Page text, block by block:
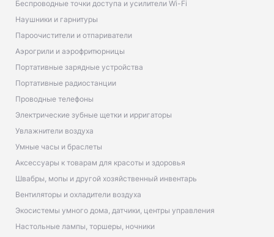
Беспроводные точки доступа и усилители Wi-Fi
Наушники и гарнитуры
Пароочистители и отпариватели
Аэрогрили и аэрофритюрницы
Портативные зарядные устройства
Портативные радиостанции
Проводные телефоны
Электрические зубные щетки и ирригаторы
Увлажнители воздуха
Умные часы и браслеты
Аксессуары к товарам для красоты и здоровья
Швабры, мопы и другой хозяйственный инвентарь
Вентиляторы и охладители воздуха
Экосистемы умного дома, датчики, центры управления
Настольные лампы, торшеры, ночники